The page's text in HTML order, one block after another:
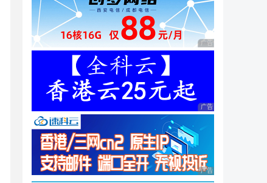
广告 商业广告，理性
广告 商业广告，理性
广告 商业广告，理性